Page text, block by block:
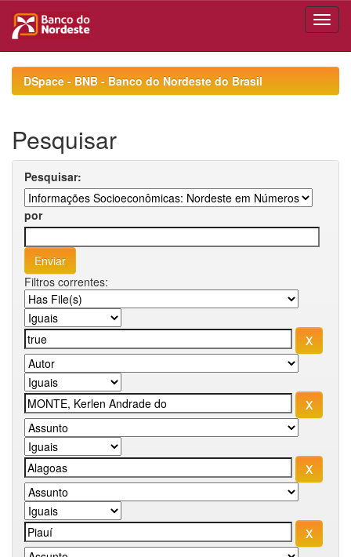
navigationDSpace - BNB - Banco do Nordeste do Brasil
Pesquisar
Pesquisar:
por
Filtros correntes: